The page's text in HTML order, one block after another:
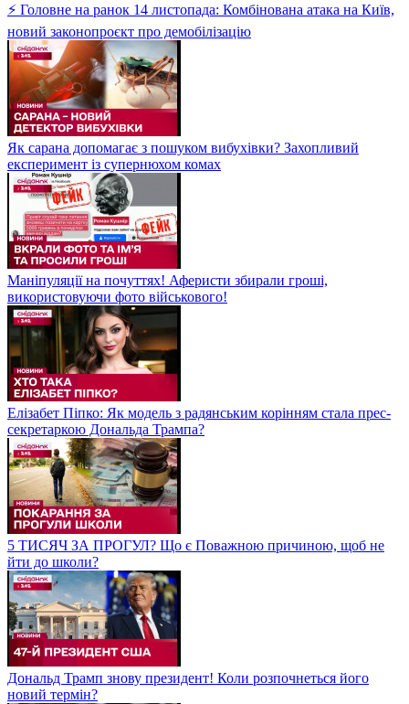
⚡ Головне на ранок 14 листопада: Комбінована атака на Київ,
новий законопроєкт про демобілізацію
Як сарана допомагає з пошуком вибухівки? Захопливий
експеримент із супернюхом комах
Маніпуляції на почуттях! Аферисти збирали гроші,
використовуючи фото військового!
Елізабет Піпко: Як модель з радянським корінням стала прес-
секретаркою Дональда Трампа?
5 ТИСЯЧ ЗА ПРОГУЛ? Що є Поважною причиною, щоб не
йти до школи?
Дональд Трамп знову президент! Коли розпочнеться його
новий термін?